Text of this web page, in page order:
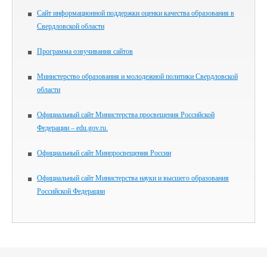
Сайт информационной поддержки оценки качества образования в
Свердловской области
Программа озвучивания сайтов
Министерство образования и молодежной политики Свердловской
области
Официальный сайт Министерства просвещения Российской
Федерации – edu.gov.ru.
Официальный сайт Минпросвещения России
Официальный сайт Министерства науки и высшего образования
Российской Федерации